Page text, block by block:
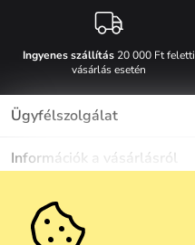
Ingyenes szállítás20 000 Ft feletti
vásárlás esetén
Ügyfélszolgálat
+36 1 808 9989
Információk a vásárlásról
Gyakori kérdések
Egyéb információk
Rólunk